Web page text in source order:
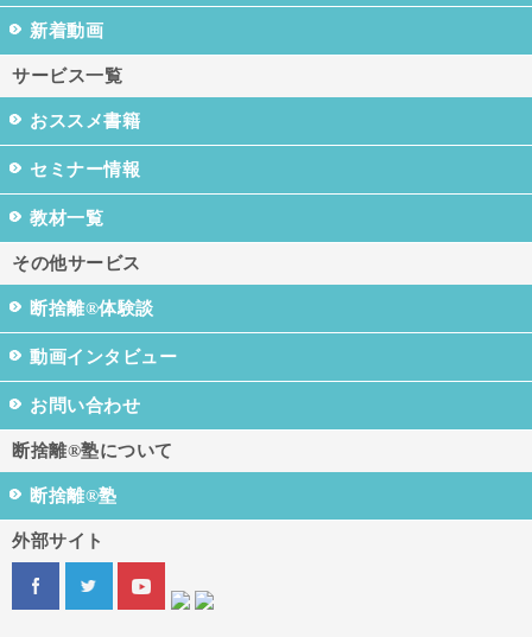
新着動画
サービス一覧
おススメ書籍
セミナー情報
教材一覧
その他サービス
断捨離®体験談
動画インタビュー
お問い合わせ
断捨離®塾について
断捨離®塾
外部サイト